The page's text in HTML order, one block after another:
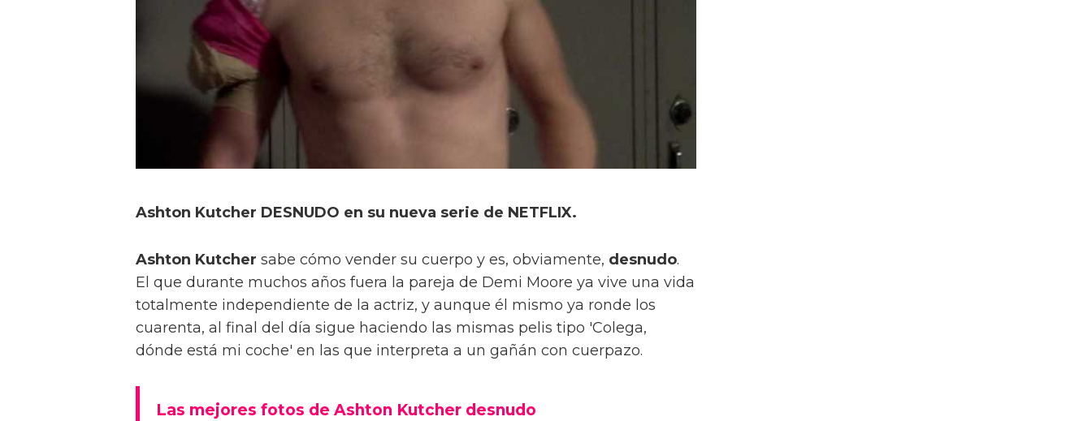
Ashton Kutcher DESNUDO en su nueva serie de NETFLIX.
Ashton Kutcher sabe cómo vender su cuerpo y es, obviamente, desnudo.
El que durante muchos años fuera la pareja de Demi Moore ya vive una vida
totalmente independiente de la actriz, y aunque él mismo ya ronde los
cuarenta, al final del día sigue haciendo las mismas pelis tipo 'Colega,
dónde está mi coche' en las que interpreta a un gañán con cuerpazo.
Las mejores fotos de Ashton Kutcher desnudo